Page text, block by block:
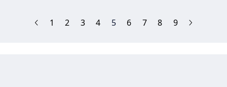
1 2 3 4 5(current)
6 7 8 9